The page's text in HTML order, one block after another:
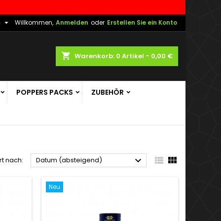
Willkommen, Anmelden oder Erstellen Sie ein Konto

shopping_cart Warenkorb: 0 Artikel - 0,00 €
POPPERS PACKS ZUBEHÖR
nach: Datum (absteigend)   
Neu